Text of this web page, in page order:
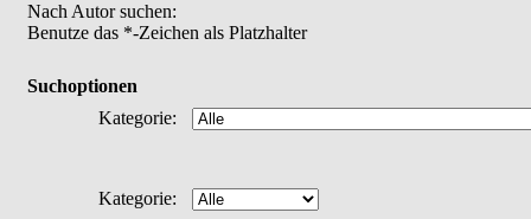
Nach Autor suchen:
Benutze das *-Zeichen als Platzhalter
Suchoptionen
Kategorie:
Kategorie: